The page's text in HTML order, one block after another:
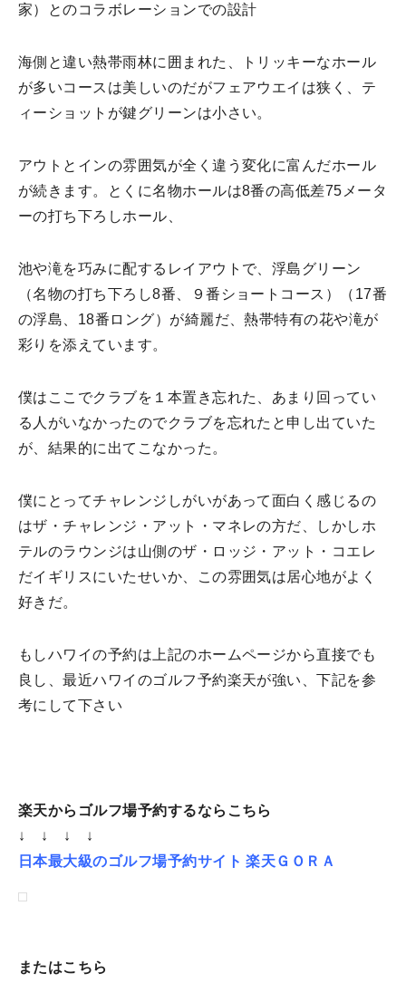
家）とのコラボレーションでの設計
海側と違い熱帯雨林に囲まれた、トリッキーなホール
が多いコースは美しいのだがフェアウエイは狭く、テ
ィーショットが鍵グリーンは小さい。
アウトとインの雰囲気が全く違う変化に富んだホール
が続きます。とくに名物ホールは8番の高低差75メータ
ーの打ち下ろしホール、
池や滝を巧みに配するレイアウトで、浮島グリーン
（名物の打ち下ろし8番、９番ショートコース）（17番
の浮島、18番ロング）が綺麗だ、熱帯特有の花や滝が
彩りを添えています。
僕はここでクラブを１本置き忘れた、あまり回ってい
る人がいなかったのでクラブを忘れたと申し出ていた
が、結果的に出てこなかった。
僕にとってチャレンジしがいがあって面白く感じるの
はザ・チャレンジ・アット・マネレの方だ、しかしホ
テルのラウンジは山側のザ・ロッジ・アット・コエレ
だイギリスにいたせいか、この雰囲気は居心地がよく
好きだ。
もしハワイの予約は上記のホームページから直接でも
良し、最近ハワイのゴルフ予約楽天が強い、下記を参
考にして下さい
楽天からゴルフ場予約するならこちら
↓ ↓ ↓ ↓
日本最大級のゴルフ場予約サイト 楽天ＧＯＲＡ
またはこちら